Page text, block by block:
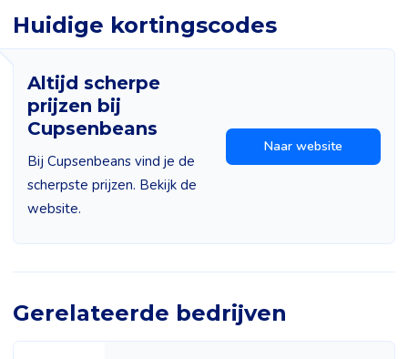
Huidige kortingscodes
Altijd scherpe
prijzen bij
Cupsenbeans
Bij Cupsenbeans vind je de
scherpste prijzen. Bekijk de
website.
Naar website
Gerelateerde bedrijven